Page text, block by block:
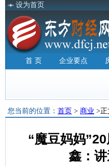
设为首页
首 页 企业要点
您当前的位置： 首页 > 商业 >正
“魔豆妈妈
鑫：